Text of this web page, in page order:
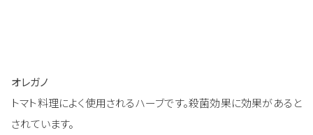
オレガノ
トマト料理によく使用されるハーブです。殺菌効果に効果があると
されています。